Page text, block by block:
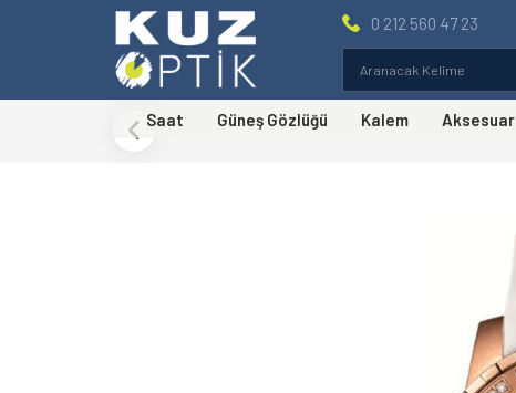
0 212 560 47 23
Saat Güneş Gözlüğü Kalem Aksesuar